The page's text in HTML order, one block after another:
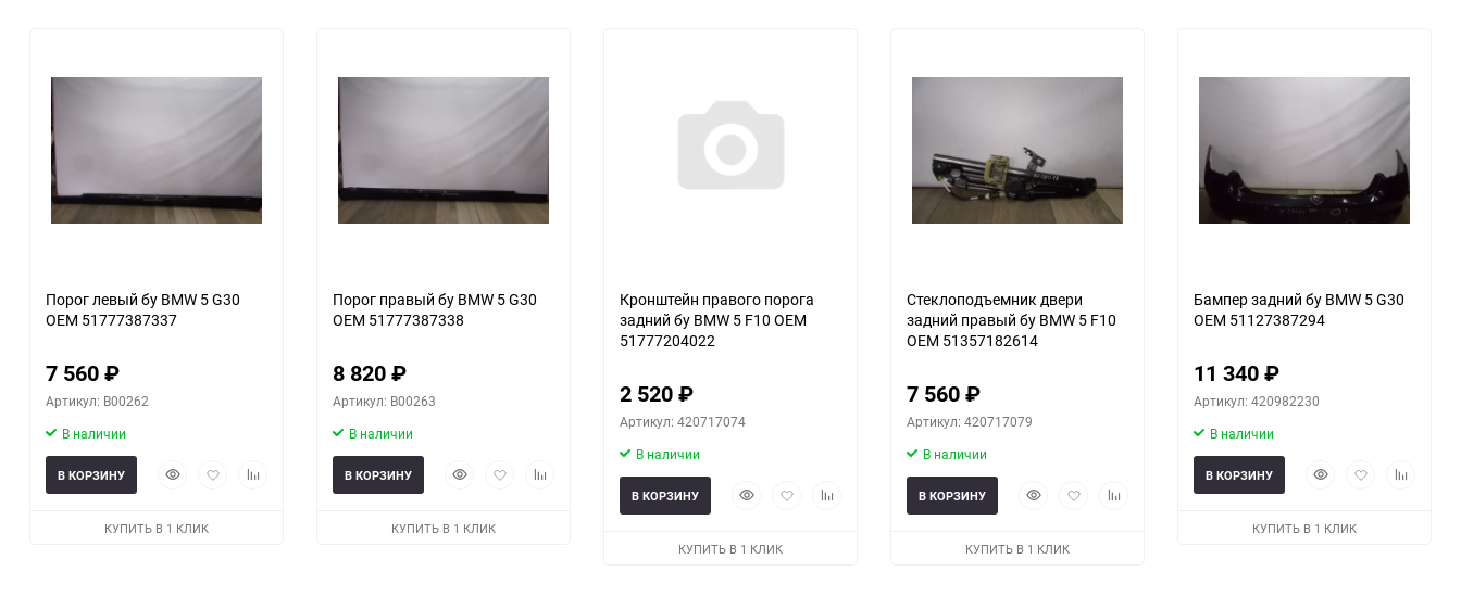
Порог левый бу BMW 5 G30
OEM 51777387337
7 560₽
Артикул: B00262
В наличии
БыстрыйДобавитьДобавить
В КОРЗИНУ
КУПИТЬ В 1 КЛИК
Порог правый бу BMW 5 G30
OEM 51777387338
8 820₽
Артикул: B00263
В наличии
БыстрыйДобавитьДобавить
В КОРЗИНУ
КУПИТЬ В 1 КЛИК
Кронштейн правого порога
задний бу BMW 5 F10 OEM
51777204022
2 520₽
Артикул: 420717074
В наличии
БыстрыйДобавитьДобавить
В КОРЗИНУ
КУПИТЬ В 1 КЛИК
Стеклоподъемник двери
задний правый бу BMW 5 F10
OEM 51357182614
7 560₽
Артикул: 420717079
В наличии
БыстрыйДобавитьДобавить
В КОРЗИНУ
КУПИТЬ В 1 КЛИК
Бампер задний бу BMW 5 G30
OEM 51127387294
11 340₽
Артикул: 420982230
В наличии
БыстрыйДобавитьДобавить
В КОРЗИНУ
КУПИТЬ В 1 КЛИК